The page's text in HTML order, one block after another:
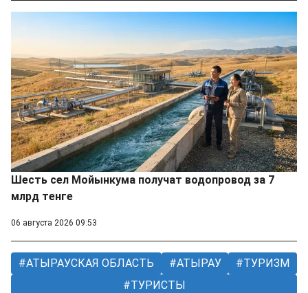
Шесть сел Мойынкума получат водопровод за 7
млрд тенге
06 августа 2026 09:53
АТЫРАУСКАЯ ОБЛАСТЬ АТЫРАУ
ТУРИЗМ
ТУРИСТЫ